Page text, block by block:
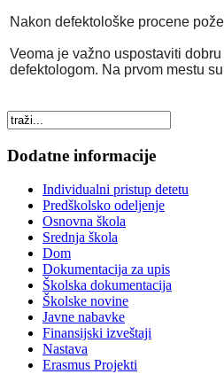
Nakon defektološke procene
Veoma je važno uspostaviti
defektologom. Na prvom mestu
Dodatne informacije
Individualni pristup detetu
Predškolsko odeljenje
Osnovna škola
Srednja škola
Dom
Dokumentacija za upis
Školska dokumentacija
Školske novine
Javne nabavke
Finansijski izveštaji
Nastava
Erasmus Projekti